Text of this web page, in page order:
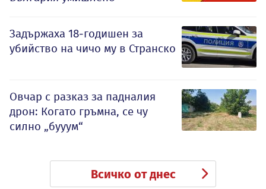
Задържаха 18-годишен за
убийство на чичо му в Странско
Овчар с разказ за падналия
дрон: Когато гръмна, се чу
силно „бууум“
Всичко от днес